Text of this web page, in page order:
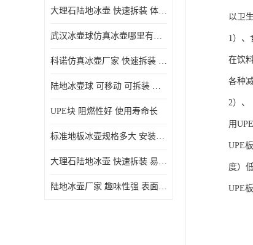
大理石陆地冰壶 快速拆装 体积小 重量轻
武汉冰壶球仿真冰壶哪里有卖 趣味性强 体积小 重量轻
科诺仿真冰壶厂家 快速拆装 不受季节影响
陆地冰壶球 可移动 可拆装 表面具有自润滑功能
UPE块 阻燃性好 使用寿命长
标准地板冰壶规格多大 安装简单 方便携带和存储
大理石陆地冰壶 快速拆装 易于学习和掌握
陆地冰壶厂家 趣味性强 表面具有自润滑功能
以卫
1）、
在饮
各种
2）、
用
UPE
度）
UPE